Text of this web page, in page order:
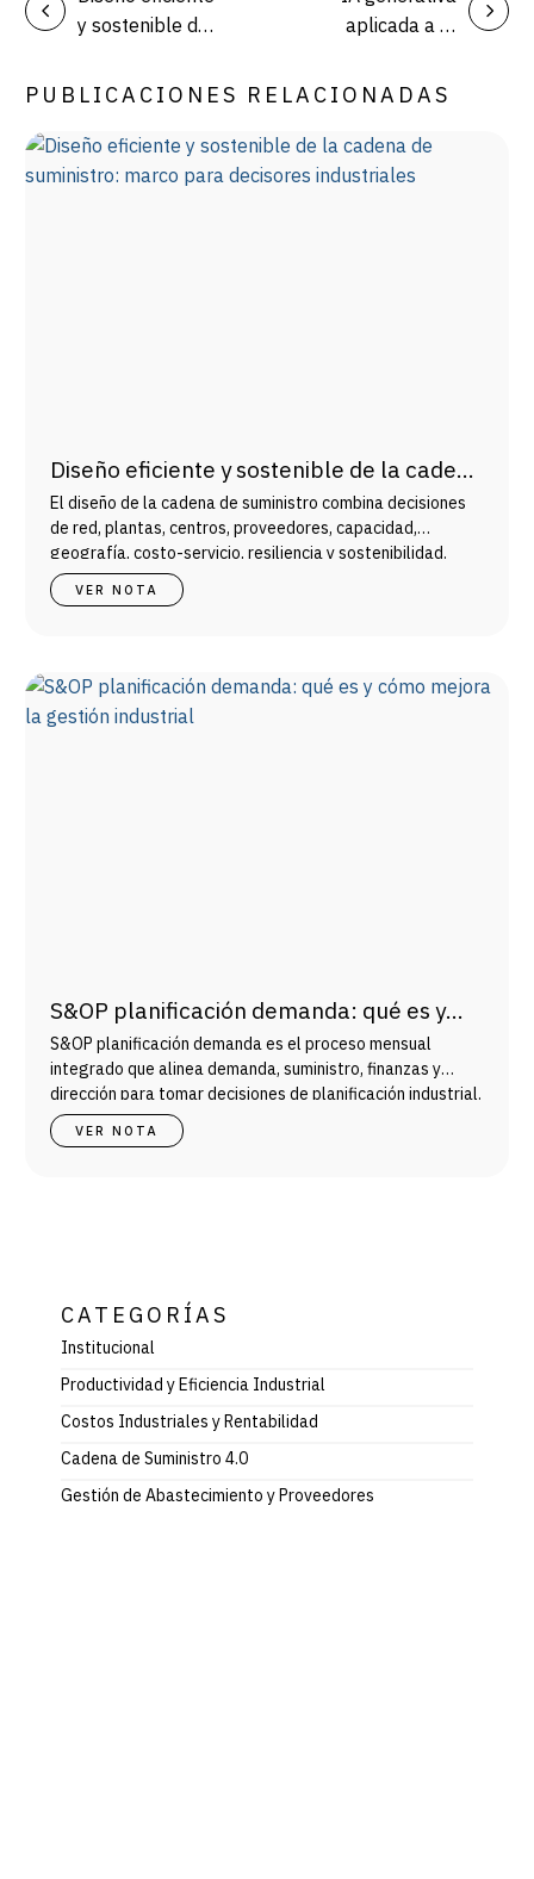
y sostenible de
suministro:
decisores
industriales
aplicada a la
casos de uso
aplicar en
operaciones,
PUBLICACIONES RELACIONADAS
Diseño eficiente y sostenible de la cadena
de suministro: marco para decisores
industriales
El diseño de la cadena de suministro combina decisiones
de red, plantas, centros, proveedores, capacidad,
geografía, costo-servicio, resiliencia y sostenibilidad.
VER NOTA
S&OP planificación demanda: qué es y
cómo mejora la gestión industrial
S&OP planificación demanda es el proceso mensual
integrado que alinea demanda, suministro, finanzas y
dirección para tomar decisiones de planificación industrial.
VER NOTA
CATEGORÍAS
Institucional
Productividad y Eficiencia Industrial
Costos Industriales y Rentabilidad
Cadena de Suministro 4.0
Gestión de Abastecimiento y Proveedores